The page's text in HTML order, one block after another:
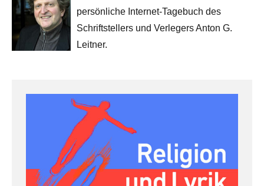
persönliche Internet-Tagebuch des
Schriftstellers und Verlegers Anton G.
Leitner.